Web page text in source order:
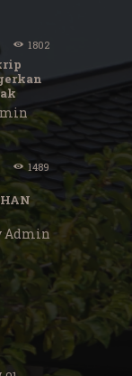
1802
1489
Admin